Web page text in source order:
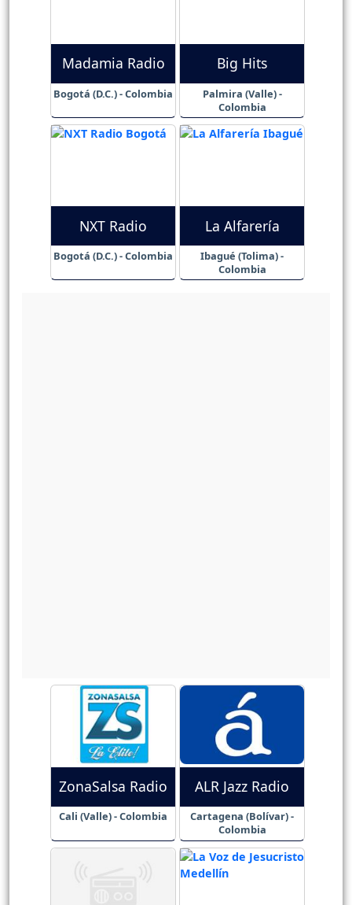
Madamia Radio
Bogotá (D.C.) - Colombia
Big Hits
Palmira (Valle) -
Colombia
NXT Radio
Bogotá (D.C.) - Colombia
La Alfarería
Ibagué (Tolima) -
Colombia
ZonaSalsa Radio
Cali (Valle) - Colombia
ALR Jazz Radio
Cartagena (Bolívar) -
Colombia